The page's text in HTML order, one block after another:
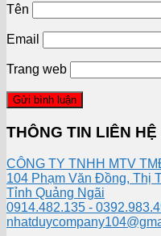
Tên
Email
Trang web
THÔNG TIN LIÊN HỆ
CÔNG TY TNHH MTV
104 Phạm Văn Đồng, Thị
Tỉnh Quảng Ngãi
0914.482.135 -